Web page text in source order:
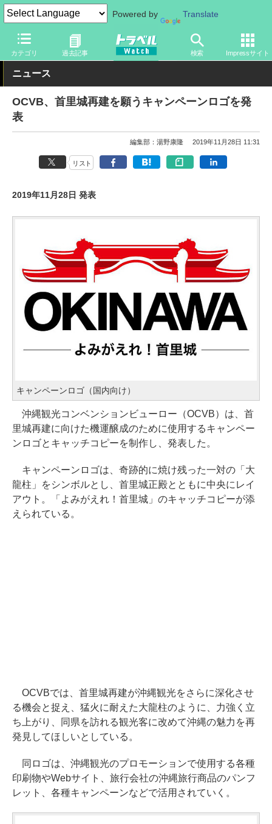
Powered by Translate
カテゴリ 過去記事 検索 Impressサイト
トラベル Watch 地域 国内旅行 沖縄
ニュース
OCVB、首里城再建を願うキャンペーンロゴを発
表
編集部：湯野康隆 2019年11月28日 11:31
リスト
2019年11月28日 発表
キャンペーンロゴ（国内向け）
沖縄観光コンベンションビューロー（OCVB）は、首
里城再建に向けた機運醸成のために使用するキャンペー
ンロゴとキャッチコピーを制作し、発表した。
キャンペーンロゴは、奇跡的に焼け残った一対の「大
龍柱」をシンボルとし、首里城正殿とともに中央にレイ
アウト。「よみがえれ！首里城」のキャッチコピーが添
えられている。
OCVBでは、首里城再建が沖縄観光をさらに深化させ
る機会と捉え、猛火に耐えた大龍柱のように、力強く立
ち上がり、同県を訪れる観光客に改めて沖縄の魅力を再
発見してほしいとしている。
同ロゴは、沖縄観光のプロモーションで使用する各種
印刷物やWebサイト、旅行会社の沖縄旅行商品のパンフ
レット、各種キャンペーンなどで活用されていく。